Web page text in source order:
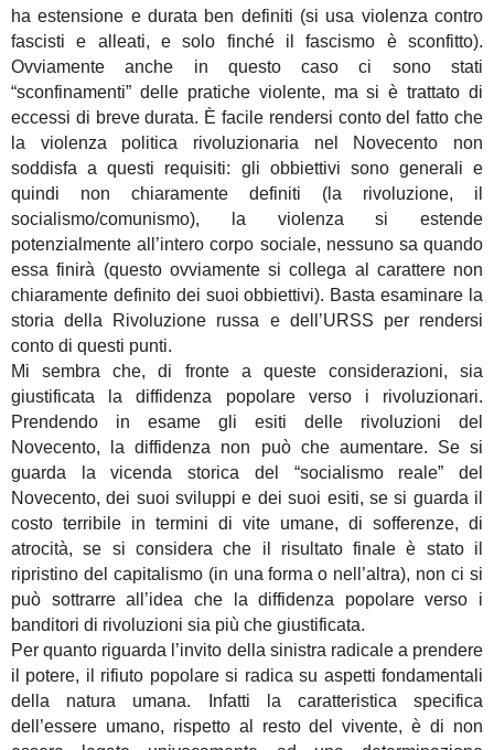
ha estensione e durata ben definiti (si usa violenza contro
fascisti e alleati, e solo finché il fascismo è sconfitto).
Ovviamente anche in questo caso ci sono stati
“sconfinamenti” delle pratiche violente, ma si è trattato di
eccessi di breve durata. È facile rendersi conto del fatto che
la violenza politica rivoluzionaria nel Novecento non
soddisfa a questi requisiti: gli obbiettivi sono generali e
quindi non chiaramente definiti (la rivoluzione, il
socialismo/comunismo), la violenza si estende
potenzialmente all’intero corpo sociale, nessuno sa quando
essa finirà (questo ovviamente si collega al carattere non
chiaramente definito dei suoi obbiettivi). Basta esaminare la
storia della Rivoluzione russa e dell’URSS per rendersi
conto di questi punti.
Mi sembra che, di fronte a queste considerazioni, sia
giustificata la diffidenza popolare verso i rivoluzionari.
Prendendo in esame gli esiti delle rivoluzioni del
Novecento, la diffidenza non può che aumentare. Se si
guarda la vicenda storica del “socialismo reale” del
Novecento, dei suoi sviluppi e dei suoi esiti, se si guarda il
costo terribile in termini di vite umane, di sofferenze, di
atrocità, se si considera che il risultato finale è stato il
ripristino del capitalismo (in una forma o nell’altra), non ci si
può sottrarre all’idea che la diffidenza popolare verso i
banditori di rivoluzioni sia più che giustificata.
Per quanto riguarda l’invito della sinistra radicale a prendere
il potere, il rifiuto popolare si radica su aspetti fondamentali
della natura umana. Infatti la caratteristica specifica
dell’essere umano, rispetto al resto del vivente, è di non